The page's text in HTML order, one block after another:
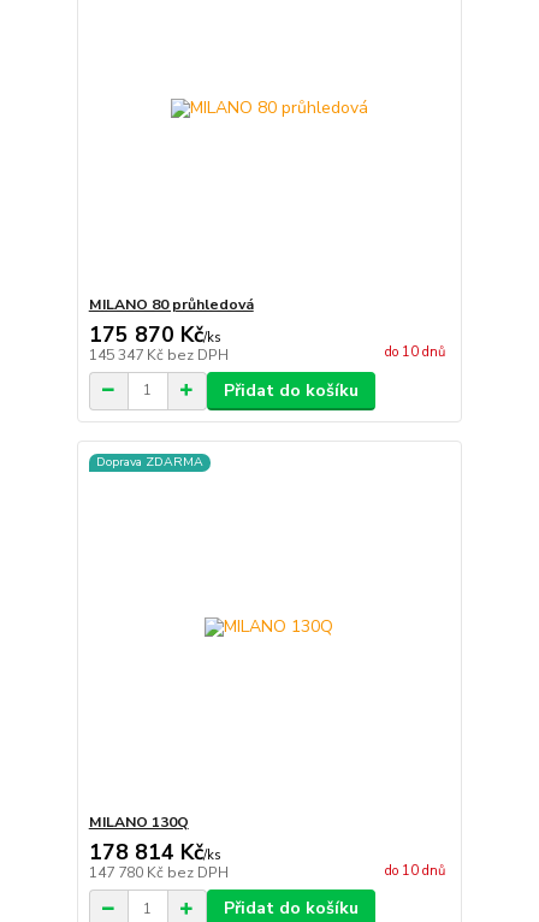
MILANO 80 průhledová
175 870 Kč/ks
145 347 Kč bez DPH do 10 dnů
Přidat do košíku
Doprava ZDARMA
MILANO 130Q
178 814 Kč/ks
147 780 Kč bez DPH do 10 dnů
Přidat do košíku